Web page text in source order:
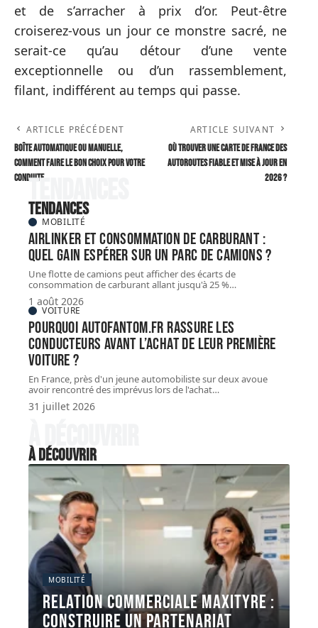
et de s’arracher à prix d’or. Peut-être
croiserez-vous un jour ce monstre sacré, ne
serait-ce qu’au détour d’une vente
exceptionnelle ou d’un rassemblement,
filant, indifférent au temps qui passe.
ARTICLE PRÉCÉDENT
Boîte automatique ou manuelle,
comment faire le bon choix pour votre
conduite
ARTICLE SUIVANT
Où trouver une Carte de France des
autoroutes fiable et mise à jour en
2026 ?
Tendances
Tendances
MOBILITÉ
Airlinker et consommation de carburant :
quel gain espérer sur un parc de camions ?
Une flotte de camions peut afficher des écarts de
consommation de carburant allant jusqu'à 25 %…
1 août 2026
VOITURE
Pourquoi autofantom.fr rassure les
conducteurs avant l’achat de leur première
voiture ?
En France, près d'un jeune automobiliste sur deux avoue
avoir rencontré des imprévus lors de l'achat…
31 juillet 2026
À découvrir
À découvrir
MOBILITÉ
Relation commerciale maxityre :
construire un partenariat